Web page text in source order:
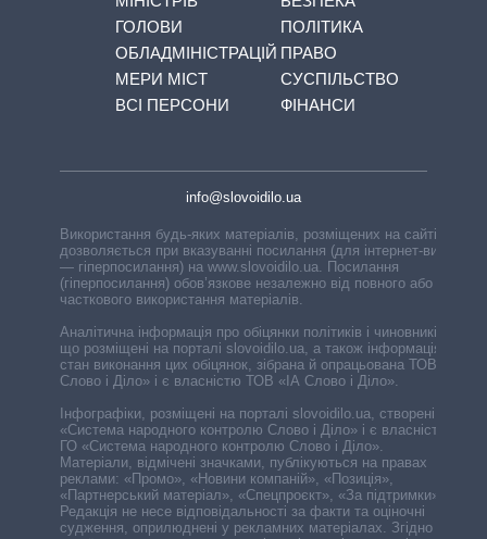
ГОЛОВИ
ОБЛАДМІНІСТРАЦІЙ
МЕРИ МІСТ
ВСІ ПЕРСОНИ
ПОЛІТИКА
ПРАВО
СУСПІЛЬСТВО
ФІНАНСИ
info@slovoidilo.ua
Використання будь-яких матеріалів, розміщених на сайті,
дозволяється при вказуванні посилання (для інтернет-видань
— гіперпосилання) на www.slovoidilo.ua. Посилання
(гіперпосилання) обов’язкове незалежно від повного або
часткового використання матеріалів.
Аналітична інформація про обіцянки політиків і чиновників,
що розміщені на порталі slovoidilo.ua, а також інформація про
стан виконання цих обіцянок, зібрана й опрацьована ТОВ «ІА
Слово і Діло» і є власністю ТОВ «ІА Слово і Діло».
Інфографіки, розміщені на порталі slovoidilo.ua, створені ГО
«Система народного контролю Слово і Діло» і є власністю
ГО «Система народного контролю Слово і Діло».
Матеріали, відмічені значками, публікуються на правах
реклами: «Промо», «Новини компаній», «Позиція»,
«Партнерський матеріал», «Спецпроєкт», «За підтримки».
Редакція не несе відповідальності за факти та оціночні
судження, оприлюднені у рекламних матеріалах. Згідно з